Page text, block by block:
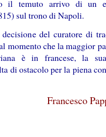
il temuto arrivo di un
sul trono di Napoli.
del curatore di
momento che la maggior
è in francese, la
di ostacolo per la piena
Francesco